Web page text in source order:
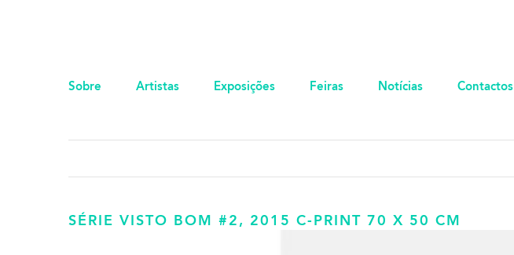
Sobre Artistas Exposições Feiras Notícias Contactos
SÉRIE VISTO BOM #2, 2015 C-PRINT 70 X 50 CM